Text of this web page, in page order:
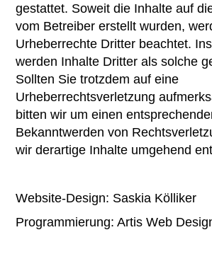
gestattet. Soweit die Inhalte auf
vom Betreiber erstellt wurden,
Urheberrechte Dritter beachtet.
werden Inhalte Dritter als solche
Sollten Sie trotzdem auf eine
Urheberrechtsverletzung
bitten wir um einen
Bekanntwerden von
wir derartige Inhalte umgehend
Website-Design: Saskia Kölliker
Programmierung: Artis Web